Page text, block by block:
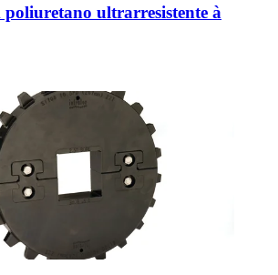
poliuretano ultrarresistente à